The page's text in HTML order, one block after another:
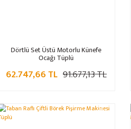
Dörtlü Set Üstü Motorlu Künefe
Ocağı Tüplü
62.747,66 TL 91.677,13 TL
%32